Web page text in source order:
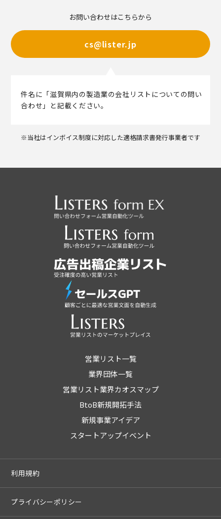
お問い合わせはこちらから
cs@lister.jp
件名に「滋賀県内の製造業の会社リストについての問い
合わせ」と記載ください。
※当社はインボイス制度に対応した適格請求書発行事業者です
営業リスト一覧
業界団体一覧
営業リスト業界カオスマップ
BtoB新規開拓手法
新規事業アイデア
スタートアップイベント
利用規約
プライバシーポリシー